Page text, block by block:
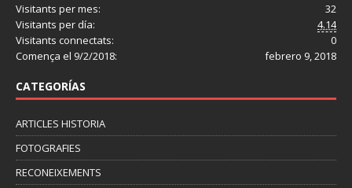
32
Visitants per mes:
4.14
Visitants per día:
0
Visitants connectats:
febrero 9, 2018
Comença el 9/2/2018:
CATEGORÍAS
ARTICLES HISTORIA
FOTOGRAFIES
RECONEIXEMENTS